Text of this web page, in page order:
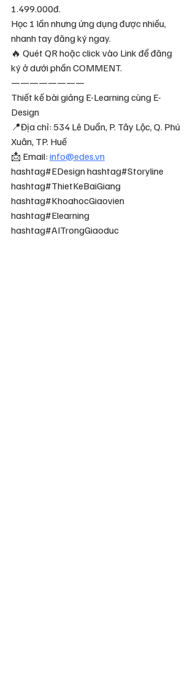
1.499.000đ.
Học 1 lần nhưng ứng dụng được nhiều,
nhanh tay đăng ký ngay.
🔥 Quét QR hoặc click vào Link để đăng
ký ở dưới phần COMMENT.
————————
Thiết kế bài giảng E-Learning cùng E-
Design
📍Địa chỉ: 534 Lê Duẩn, P. Tây Lộc, Q. Phú
Xuân, TP. Huế
📩 Email: info@edes.vn
hashtag#EDesign hashtag#Storyline
hashtag#ThietKeBaiGiang
hashtag#KhoahocGiaovien
hashtag#Elearning
hashtag#AITrongGiaoduc